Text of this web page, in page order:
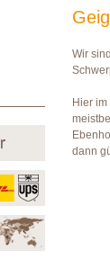
Wir
Hier
dann